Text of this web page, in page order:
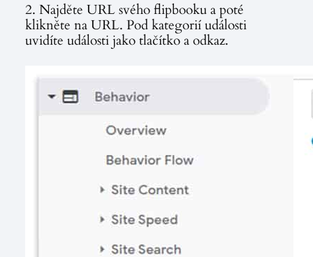
2. Najděte URL svého flipbooku a poté
klikněte na URL. Pod kategorií události
uvidíte události jako tlačítko a odkaz.